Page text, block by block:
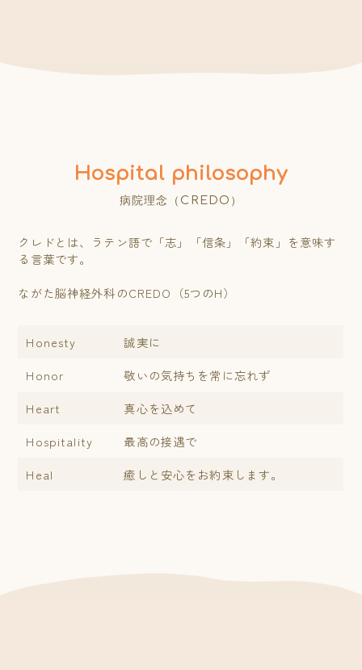
病院理念（CREDO）
クレドとは、ラテン語で「志」「信条」「約束」を意味す
る言葉です。
ながた脳神経外科のCREDO（5つのH）
Honesty
誠実に
Honor
敬いの気持ちを常に忘れず
Heart
真心を込めて
Hospitality
最高の接遇で
Heal
癒しと安心をお約束します。